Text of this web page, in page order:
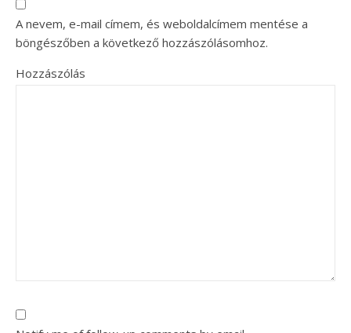
A nevem, e-mail címem, és weboldalcímem mentése a
böngészőben a következő hozzászólásomhoz.
Hozzászólás